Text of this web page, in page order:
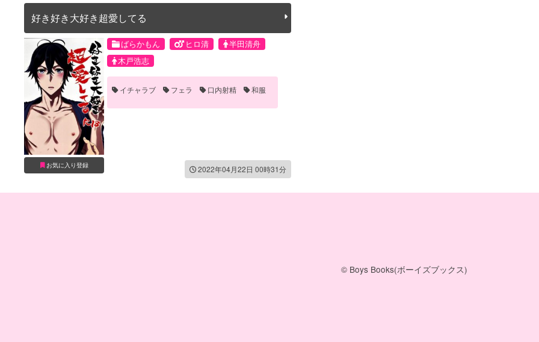
好き好き大好き超愛してる
お気に入り登録
ばらかもん ヒロ清
半田清舟
木戸浩志
イチャラブ フェラ 口内射精 和服
2022年04月22日 00時31分
© Boys Books(ボーイズブックス)